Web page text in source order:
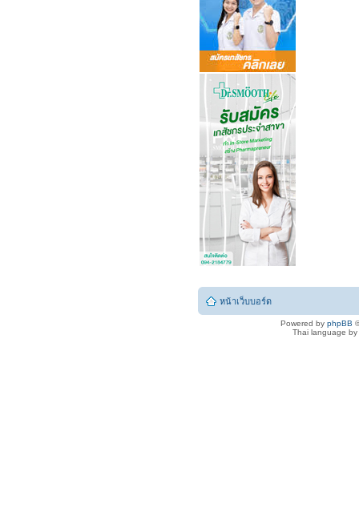
หน้าเว็บบอร์ด
Powered by phpBB
Thai language by